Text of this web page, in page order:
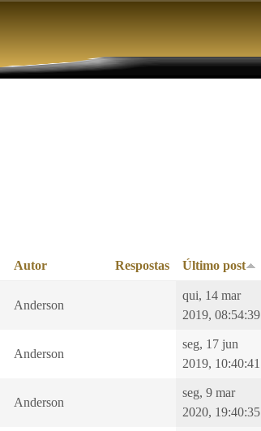
Autor Respostas Último post
Anderson
qui, 14 mar
2019, 08:54:39
Anderson
seg, 17 jun
2019, 10:40:41
Anderson
seg, 9 mar
2020, 19:40:35